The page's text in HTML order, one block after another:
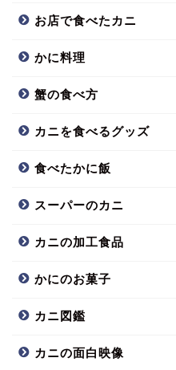
お店で食べたカニ
かに料理
蟹の食べ方
カニを食べるグッズ
食べたかに飯
スーパーのカニ
カニの加工食品
かにのお菓子
カニ図鑑
カニの面白映像